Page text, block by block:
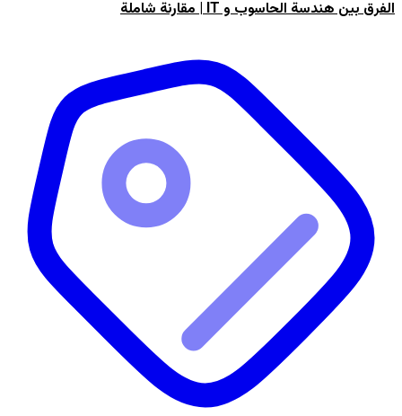
الفرق بين هندسة الحاسوب و IT | مقارنة شاملة